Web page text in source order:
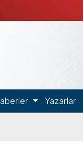
Yazarlar